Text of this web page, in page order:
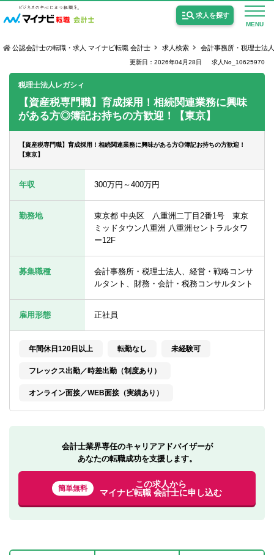
MENU
求人を探す
公認会計士の求人
監査法人の求人
USCPA（米国公認会計士）の求人
女性会計士の転職
個別転職相談会・セミナー
転職お役立ち情報
非公開求人とは？
公認会計士の転職・求人 マイナビ転職 会計士 求人検索 会計事務所・税理士法
更新日：2026年04月28日 求人No_10625970
税理士法人レガシィ
【資産税専門職】育成採用！相続関連業務に興味
がある方◎簿記お持ちの方歓迎！【東京】
【資産税専門職】育成採用！相続関連業務に興味がある方◎簿記お持ちの方歓迎！
【東京】
年収 300万円～400万円
勤務地
東京都 中央区 八重洲二丁目2番1号 東京
ミッドタウン八重洲 八重洲セントラルタワ
ー12F
募集職種
会計事務所・税理士法人、経営・戦略コンサ
ルタント、財務・会計・税務コンサルタント
雇用形態 正社員
年間休日120日以上 転勤なし 未経験可
フレックス出勤／時差出勤（制度あり）
オンライン面接／WEB面接（実績あり）
会計士業界専任のキャリアアドバイザーが
あなたの転職成功を支援します。
簡単無料
この求人から
マイナビ転職 会計士に申し込む